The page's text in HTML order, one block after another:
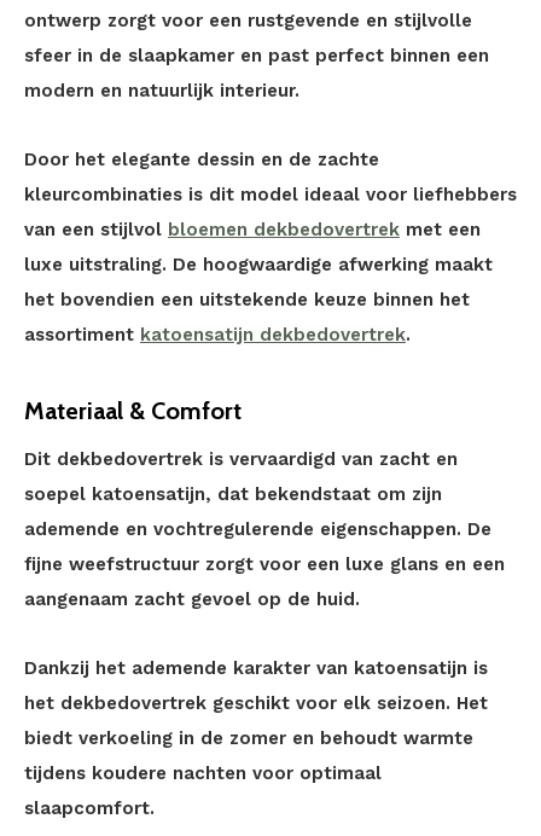
ontwerp zorgt voor een rustgevende en stijlvolle
sfeer in de slaapkamer en past perfect binnen een
modern en natuurlijk interieur.
Door het elegante dessin en de zachte
kleurcombinaties is dit model ideaal voor liefhebbers
van een stijlvol bloemen dekbedovertrek met een
luxe uitstraling. De hoogwaardige afwerking maakt
het bovendien een uitstekende keuze binnen het
assortiment katoensatijn dekbedovertrek.
Materiaal & Comfort
Dit dekbedovertrek is vervaardigd van zacht en
soepel katoensatijn, dat bekendstaat om zijn
ademende en vochtregulerende eigenschappen. De
fijne weefstructuur zorgt voor een luxe glans en een
aangenaam zacht gevoel op de huid.
Dankzij het ademende karakter van katoensatijn is
het dekbedovertrek geschikt voor elk seizoen. Het
biedt verkoeling in de zomer en behoudt warmte
tijdens koudere nachten voor optimaal
slaapcomfort.